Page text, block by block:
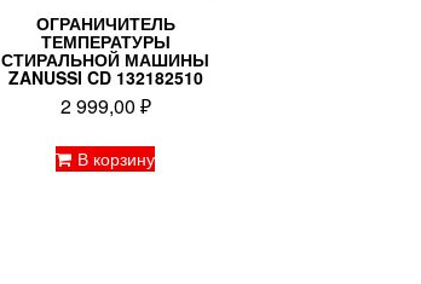
ОГРАНИЧИТЕЛЬ
ТЕМПЕРАТУРЫ
СТИРАЛЬНОЙ МАШИНЫ
ZANUSSI CD 132182510
2 999,00 ₽
В корзину